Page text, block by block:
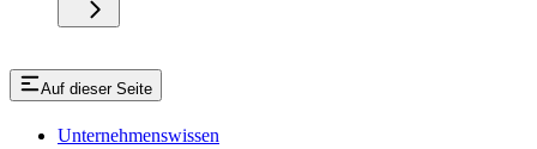
Auf dieser Seite
Unternehmenswissen